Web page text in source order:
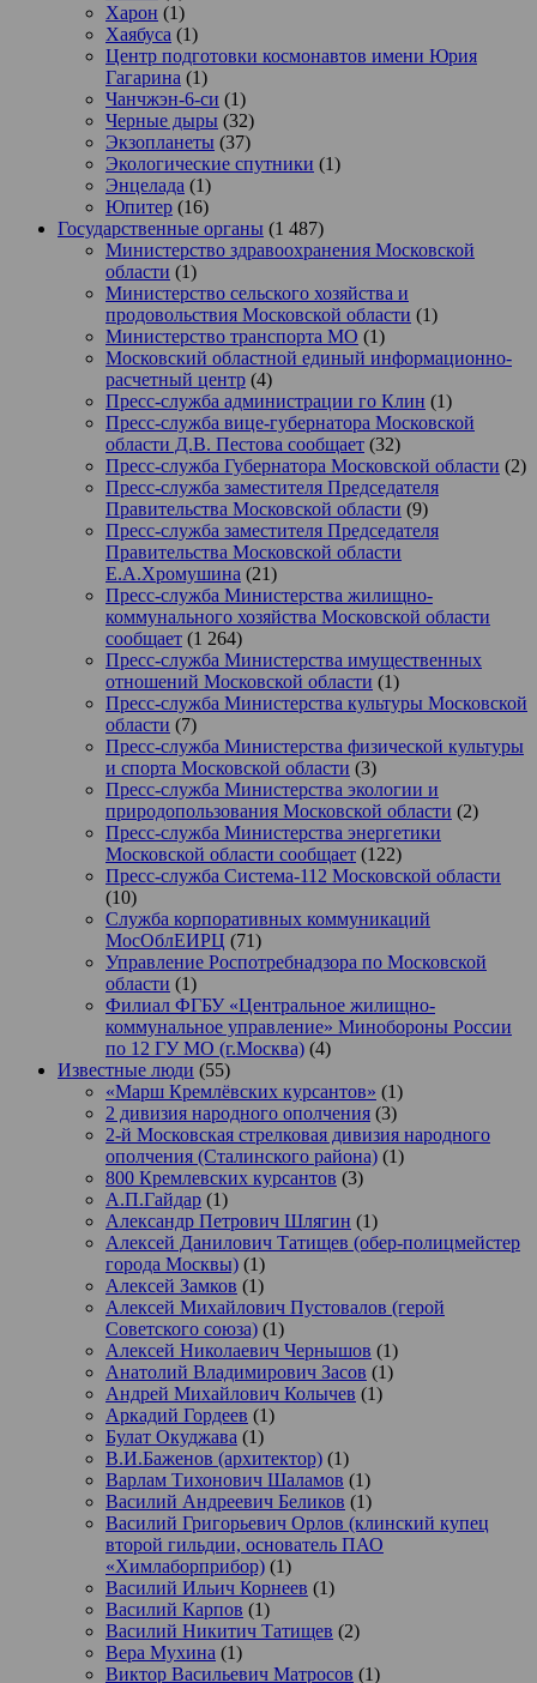
Харон (1)
Хаябуса (1)
Центр подготовки космонавтов имени Юрия
Гагарина (1)
Чанчжэн-6-си (1)
Черные дыры (32)
Экзопланеты (37)
Экологические спутники (1)
Энцелада (1)
Юпитер (16)
Государственные органы (1 487)
Министерство здравоохранения Московской
области (1)
Министерство сельского хозяйства и
продовольствия Московской области (1)
Министерство транспорта МО (1)
Московский областной единый информационно-
расчетный центр (4)
Пресс-служба администрации го Клин (1)
Пресс-служба вице-губернатора Московской
области Д.В. Пестова сообщает (32)
Пресс-служба Губернатора Московской области (2)
Пресс-служба заместителя Председателя
Правительства Московской области (9)
Пресс-служба заместителя Председателя
Правительства Московской области
Е.А.Хромушина (21)
Пресс-служба Министерства жилищно-
коммунального хозяйства Московской области
сообщает (1 264)
Пресс-служба Министерства имущественных
отношений Московской области (1)
Пресс-служба Министерства культуры Московской
области (7)
Пресс-служба Министерства физической культуры
и спорта Московской области (3)
Пресс-служба Министерства экологии и
природопользования Московской области (2)
Пресс-служба Министерства энергетики
Московской области сообщает (122)
Пресс-служба Система-112 Московской области
(10)
Служба корпоративных коммуникаций
МосОблЕИРЦ (71)
Управление Роспотребнадзора по Московской
области (1)
Филиал ФГБУ «Центральное жилищно-
коммунальное управление» Минобороны России
по 12 ГУ МО (г.Москва) (4)
Известные люди (55)
«Марш Кремлёвских курсантов» (1)
2 дивизия народного ополчения (3)
2-й Московская стрелковая дивизия народного
ополчения (Сталинского района) (1)
800 Кремлевских курсантов (3)
А.П.Гайдар (1)
Александр Петрович Шлягин (1)
Алексей Данилович Татищев (обер-полицмейстер
города Москвы) (1)
Алексей Замков (1)
Алексей Михайлович Пустовалов (герой
Советского союза) (1)
Алексей Николаевич Чернышов (1)
Анатолий Владимирович Засов (1)
Андрей Михайлович Колычев (1)
Аркадий Гордеев (1)
Булат Окуджава (1)
В.И.Баженов (архитектор) (1)
Варлам Тихонович Шаламов (1)
Василий Андреевич Беликов (1)
Василий Григорьевич Орлов (клинский купец
второй гильдии, основатель ПАО
«Химлаборприбор) (1)
Василий Ильич Корнеев (1)
Василий Карпов (1)
Василий Никитич Татищев (2)
Вера Мухина (1)
Виктор Васильевич Матросов (1)